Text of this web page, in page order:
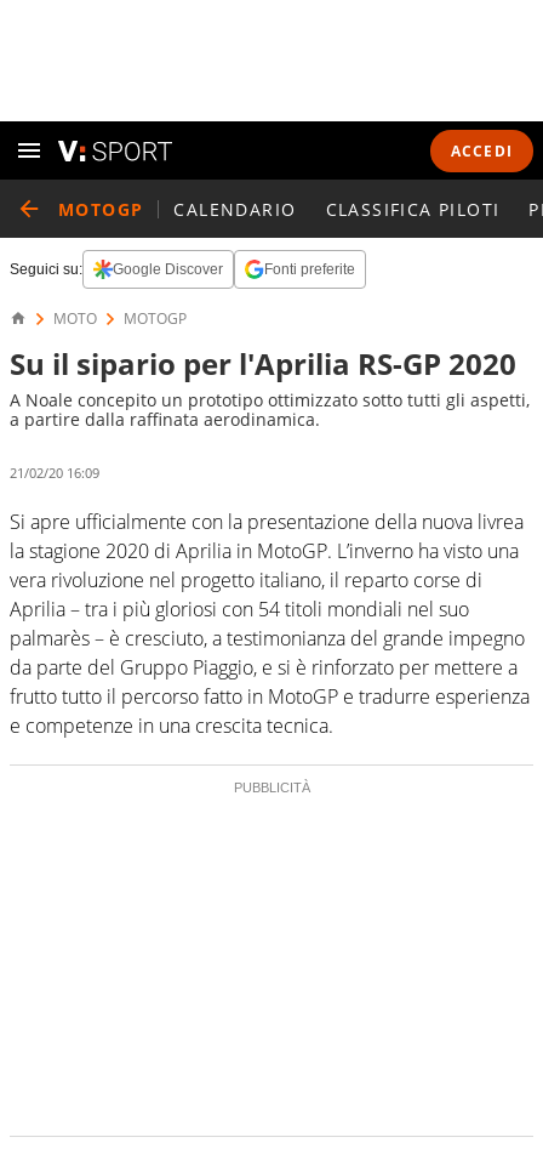
ACCEDI
MOTOGP CALENDARIO CLASSIFICA PILOTI
Seguici su: Google Discover Fonti preferite
MOTO MOTOGP
Su il sipario per l'Aprilia RS-GP 2020
A Noale concepito un prototipo ottimizzato sotto tutti gli aspetti,
a partire dalla raffinata aerodinamica.
21/02/20 16:09
Si apre ufficialmente con la presentazione della nuova livrea
la stagione 2020 di Aprilia in MotoGP. L’inverno ha visto una
vera rivoluzione nel progetto italiano, il reparto corse di
Aprilia – tra i più gloriosi con 54 titoli mondiali nel suo
palmarès – è cresciuto, a testimonianza del grande impegno
da parte del Gruppo Piaggio, e si è rinforzato per mettere a
frutto tutto il percorso fatto in MotoGP e tradurre esperienza
e competenze in una crescita tecnica.